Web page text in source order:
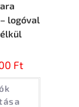
logóval
Ft